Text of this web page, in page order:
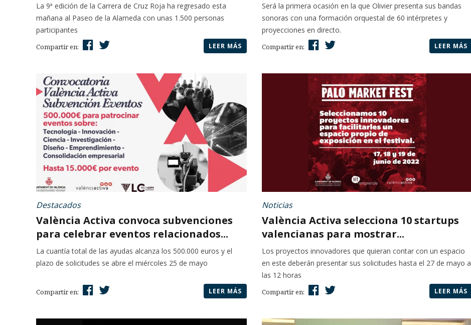
La 9ª edición de la Carrera de Cruz Roja ha regresado esta
mañana al Paseo de la Alameda con unas 1.500 personas
participantes
Compartir en: LEER MÁS
Será la primera ocasión en la que Olivier presenta sus bandas
sonoras con una formación orquestal de 60 intérpretes y
proyecciones en directo.
Compartir en: LEER MÁS
Destacados
València Activa convoca subvenciones
para celebrar eventos relacionados...
La cuantía total de las ayudas alcanza los 500.000 euros y el
plazo de solicitudes se abre el miércoles 25 de mayo
Compartir en: LEER MÁS
Noticias
València Activa selecciona 10 startups
valencianas para mostrar...
Los proyectos innovadores que quieran contar con un espacio
en este deberán presentar sus solicitudes hasta el 27 de mayo a
las 12 horas
Compartir en: LEER MÁS